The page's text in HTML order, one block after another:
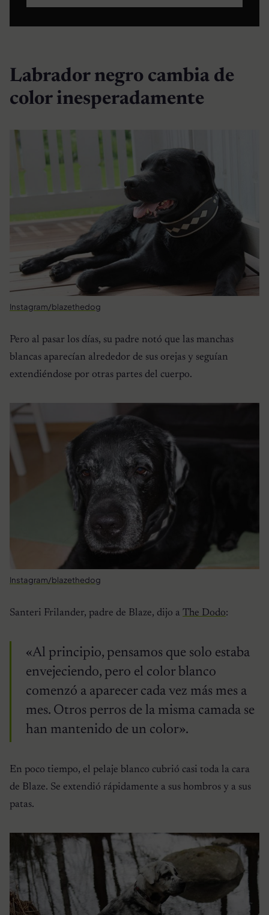
Labrador negro cambia de
color inesperadamente
Instagram/blazethedog
Pero al pasar los días, su padre notó que las manchas
blancas aparecían alrededor de sus orejas y seguían
extendiéndose por otras partes del cuerpo.
Instagram/blazethedog
Santeri Frilander, padre de Blaze, dijo a The Dodo:
«Al principio, pensamos que solo estaba
envejeciendo, pero el color blanco
comenzó a aparecer cada vez más mes a
mes. Otros perros de la misma camada se
han mantenido de un color».
En poco tiempo, el pelaje blanco cubrió casi toda la cara
de Blaze. Se extendió rápidamente a sus hombros y a sus
patas.